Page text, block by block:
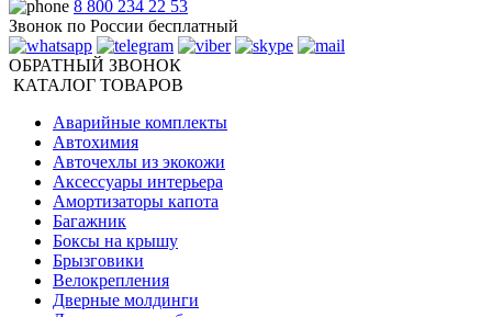
8 800 234 22 53
Звонок по России бесплатный
ОБРАТНЫЙ ЗВОНОК
КАТАЛОГ ТОВАРОВ
Аварийные комплекты
Автохимия
Авточехлы из экокожи
Аксессуары интерьера
Амортизаторы капота
Багажник
Боксы на крышу
Брызговики
Велокрепления
Дверные молдинги